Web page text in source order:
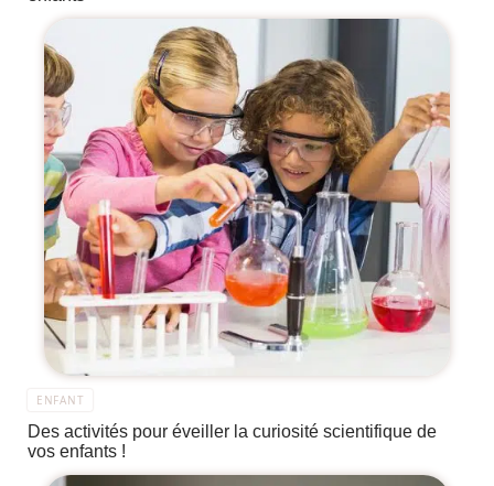
ENFANT
Des activités pour éveiller la curiosité scientifique de
vos enfants !